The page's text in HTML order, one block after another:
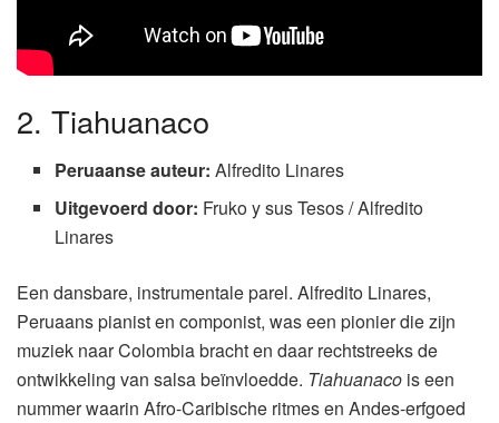
2. Tiahuanaco
Peruaanse auteur: Alfredito Linares
Uitgevoerd door: Fruko y sus Tesos / Alfredito
Linares
Een dansbare, instrumentale parel. Alfredito Linares,
Peruaans pianist en componist, was een pionier die zijn
muziek naar Colombia bracht en daar rechtstreeks de
ontwikkeling van salsa beïnvloedde. Tiahuanaco is een
nummer waarin Afro-Caribische ritmes en Andes-erfgoed